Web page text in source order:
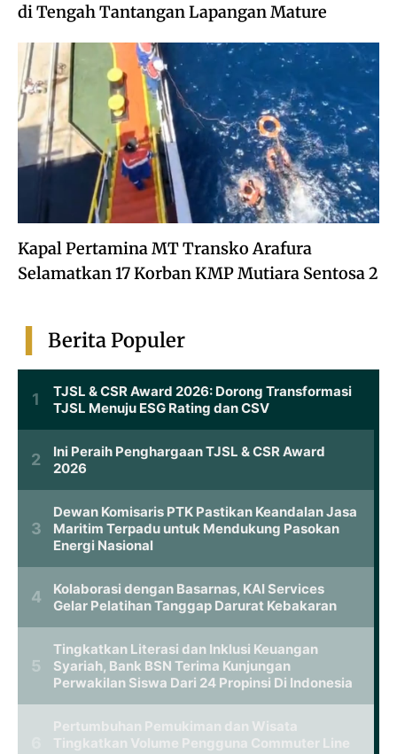
di Tengah Tantangan Lapangan Mature
Kapal Pertamina MT Transko Arafura
Selamatkan 17 Korban KMP Mutiara Sentosa 2
Berita Populer